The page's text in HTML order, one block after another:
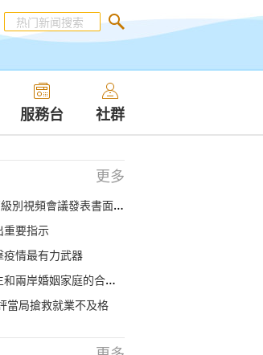
服務台 社群
更多
視頻會議發表書面致辭
重要指示
情最有力武器
合理需求 儘快取消歧視性措施
當局搶救就業不及格